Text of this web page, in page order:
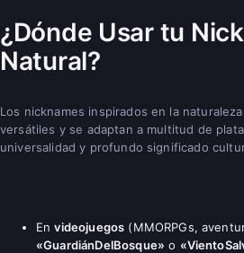
¿Dónde Usar tu
Natural?
Los nicknames inspirados en la
versátiles y se adaptan a multitud de
universalidad y profundo significado
Envideojuegos (MMORPGs,
«GuardiánDelBosque» o